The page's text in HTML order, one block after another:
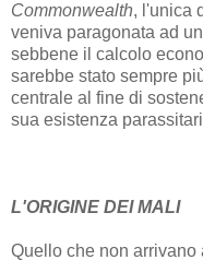
Commonwealth, l'unica
veniva paragonata ad
sebbene il calcolo
sarebbe stato sempre
centrale al fine di
sua esistenza
L'ORIGINE DEI MALI
Quello che non